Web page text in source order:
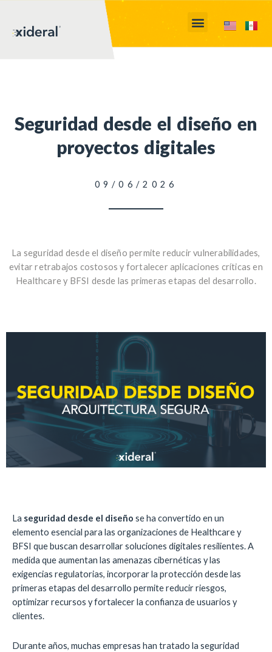
Seguridad desde el diseño en
proyectos digitales
09/06/2026
La seguridad desde el diseño permite reducir vulnerabilidades,
evitar retrabajos costosos y fortalecer aplicaciones críticas en
Healthcare y BFSI desde las primeras etapas del desarrollo.
La seguridad desde el diseño se ha convertido en un
elemento esencial para las organizaciones de Healthcare y
BFSI que buscan desarrollar soluciones digitales resilientes. A
medida que aumentan las amenazas cibernéticas y las
exigencias regulatorias, incorporar la protección desde las
primeras etapas del desarrollo permite reducir riesgos,
optimizar recursos y fortalecer la confianza de usuarios y
clientes.
Durante años, muchas empresas han tratado la seguridad